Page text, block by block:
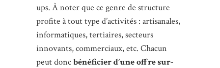
ups. À noter que ce genre de structure
profite à tout type d’activités : artisanales,
informatiques, tertiaires, secteurs
innovants, commerciaux, etc. Chacun
peut doncbénéficier d’une offre sur-